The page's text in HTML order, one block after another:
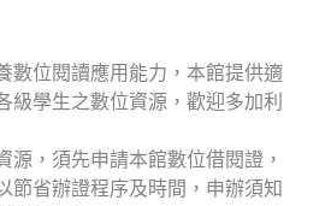
數位閱讀應用能力，本館提供適
級學生之數位資源，歡迎多加利
源，須先申請本館數位借閱證，
節省辦證程序及時間，申辦須知